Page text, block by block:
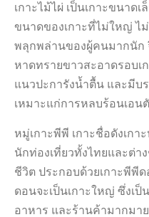
เกาะไม้ไผ่ เป็นเกาะขนาด
ขนาดของเกาะที่ไม่ใหญ่ ไ
พลุกพล่านของผู้คนมากนัก
หาดทรายขาวสะอาดรอบเ
แนวปะการังน้ำตื้น และมีบ
เหมาะแก่การหลบร้อนเอน
หมู่เกาะพีพี เกาะชื่อดังเกา
นักท่องเที่ยวทั้งไทยและต่า
ชีวิต ประกอบด้วยเกาะพีพีด
ดอนจะเป็นเกาะใหญ่ ซึ่งเ
อาหาร และร้านค้ามากมา